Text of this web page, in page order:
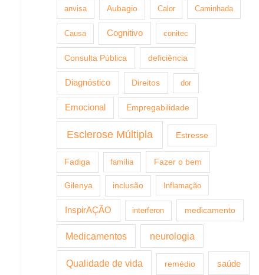
anvisa Aubagio Calor Caminhada
Causa Cognitivo conitec
Consulta Pública deficiência
Diagnóstico Direitos dor
Emocional Empregabilidade
Esclerose Múltipla Estresse
Fadiga família Fazer o bem
Gilenya inclusão Inflamação
InspirAÇÃO interferon medicamento
Medicamentos neurologia
Qualidade de vida remédio saúde